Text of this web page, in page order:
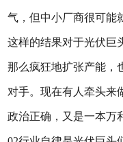
气，但中小厂商很可能
这样的结果对于光伏巨
那么疯狂地扩张产能，
对手。现在有人牵头来
政治正确，又是一本万